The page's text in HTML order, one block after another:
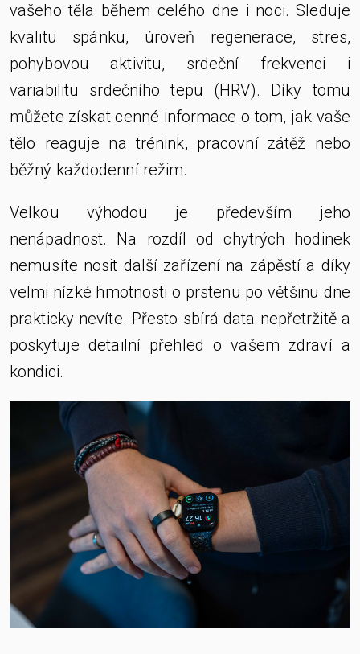
vašeho těla během celého dne i noci. Sleduje
kvalitu spánku, úroveň regenerace, stres,
pohybovou aktivitu, srdeční frekvenci i
variabilitu srdečního tepu (HRV). Díky tomu
můžete získat cenné informace o tom, jak vaše
tělo reaguje na trénink, pracovní zátěž nebo
běžný každodenní režim.
Velkou výhodou je především jeho
nenápadnost. Na rozdíl od chytrých hodinek
nemusíte nosit další zařízení na zápěstí a díky
velmi nízké hmotnosti o prstenu po většinu dne
prakticky nevíte. Přesto sbírá data nepřetržitě a
poskytuje detailní přehled o vašem zdraví a
kondici.